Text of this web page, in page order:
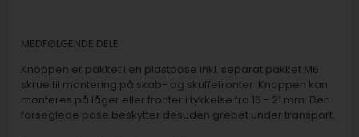
MEDFØLGENDE DELE
Knoppen er pakket i en plastpose inkl. separat pakket M6
skrue til montering på skab- og skuffefronter. Knoppen kan
monteres på låger eller fronter i tykkelse fra 16 - 21 mm. Den
forseglede pose beskytter desuden grebet under transport.